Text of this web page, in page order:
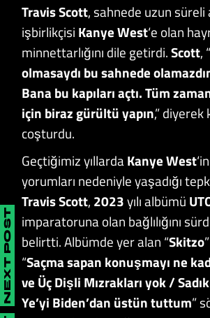
Travis Scott, sahnede uzun süreli
işbirlikçisi Kanye West‘e olan
minnettarlığını dile getirdi.Scott, “
olmasaydı bu sahnede
Bana bu kapıları açtı. Tüm
için biraz gürültü yapın,” diyerek
coşturdu.
Geçtiğimiz yıllardaKanye West‘in
yorumları nedeniyle yaşadığı
Travis Scott, 2023yılı albümü
imparatoruna olan bağlılığını
belirtti. Albümde yer alan “Skitzo
“Saçma sapan konuşmayı ne
ve Üç Dişli Mızrakları yok /
Ye’yi Biden’dan üstün tuttum”
NEXT POST